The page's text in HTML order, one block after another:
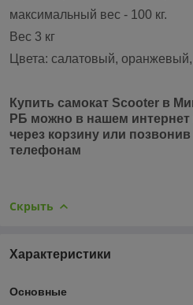
максимальный вес - 100 кг.
Вес 3 кг
Цвета: салатовый,
Купить самокат Scooter в
РБ можно в нашем интернет
через корзину или
телефонам
Скрыть
Характеристики
Основные